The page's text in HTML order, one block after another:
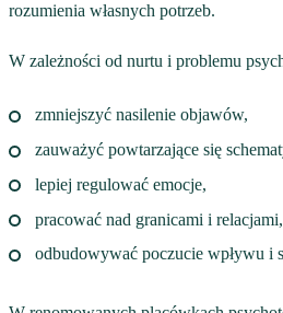
rozumienia własnych potrzeb.
W zależności od nurtu i problemu
zmniejszyć nasilenie objawów,
zauważyć powtarzające się
lepiej regulować emocje,
pracować nad granicami i relacjami,
odbudowywać poczucie wpływu i